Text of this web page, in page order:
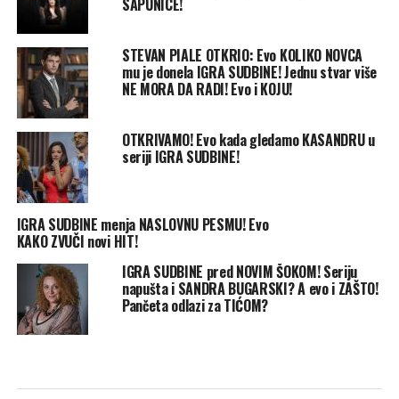
STEVAN PIALE OTKRIO: Evo KOLIKO NOVCA
mu je donela IGRA SUDBINE! Jednu stvar više
NE MORA DA RADI! Evo i KOJU!
OTKRIVAMO! Evo kada gledamo KASANDRU u
seriji IGRA SUDBINE!
IGRA SUDBINE menja NASLOVNU PESMU! Evo
KAKO ZVUČI novi HIT!
IGRA SUDBINE pred NOVIM ŠOKOM! Seriju
napušta i SANDRA BUGARSKI? A evo i ZAŠTO!
Pančeta odlazi za TIĆOM?